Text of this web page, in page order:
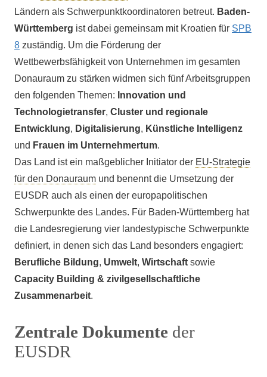
Ländern als Schwerpunktkoordinatoren betreut. Baden-
Württemberg ist dabei gemeinsam mit Kroatien für SPB
8 zuständig. Um die Förderung der
Wettbewerbsfähigkeit von Unternehmen im gesamten
Donauraum zu stärken widmen sich fünf Arbeitsgruppen
den folgenden Themen: Innovation und
Technologietransfer, Cluster und regionale
Entwicklung, Digitalisierung, Künstliche Intelligenz
und Frauen im Unternehmertum.
Das Land ist ein maßgeblicher Initiator der EU-Strategie
für den Donauraum und benennt die Umsetzung der
EUSDR auch als einen der europapolitischen
Schwerpunkte des Landes. Für Baden-Württemberg hat
die Landesregierung vier landestypische Schwerpunkte
definiert, in denen sich das Land besonders engagiert:
Berufliche Bildung, Umwelt, Wirtschaft sowie
Capacity Building & zivilgesellschaftliche
Zusammenarbeit.
Zentrale Dokumente der
EUSDR